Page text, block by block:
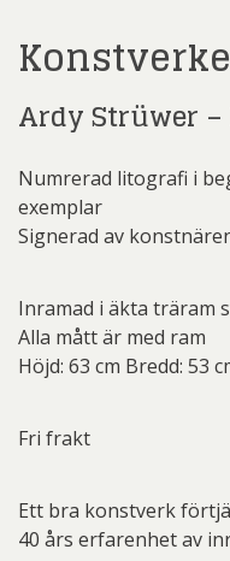
Ardy Strüwer
Numrerad litografi i
exemplar
Signerad av
Inramad i äkta träram
Alla mått är med ram
Höjd: 63 cm Bredd: 53
Fri frakt
Ett bra konstverk
40 års erfarenhet av